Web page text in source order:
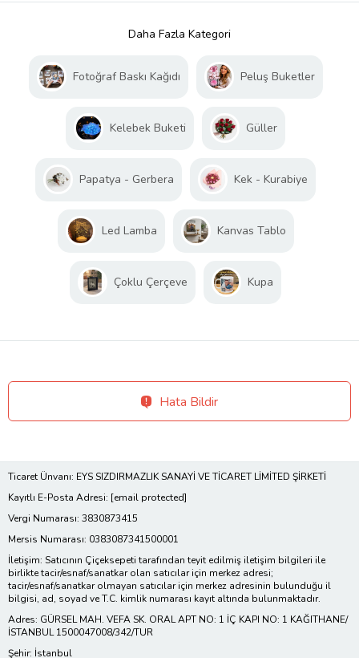
Daha Fazla Kategori
Fotoğraf Baskı Kağıdı Peluş Buketler
Kelebek Buketi Güller
Papatya - Gerbera Kek - Kurabiye
Led Lamba Kanvas Tablo
Çoklu Çerçeve Kupa
Hata Bildir
Ticaret Ünvanı: EYS SIZDIRMAZLIK SANAYİ VE TİCARET LİMİTED ŞİRKETİ
Kayıtlı E-Posta Adresi: [email protected]
Vergi Numarası: 3830873415
Mersis Numarası: 0383087341500001
İletişim: Satıcının Çiçeksepeti tarafından teyit edilmiş iletişim bilgileri ile
birlikte tacir/esnaf/sanatkar olan satıcılar için merkez adresi;
tacir/esnaf/sanatkar olmayan satıcılar için merkez adresinin bulunduğu il
bilgisi, ad, soyad ve T.C. kimlik numarası kayıt altında bulunmaktadır.
Adres: GÜRSEL MAH. VEFA SK. ORAL APT NO: 1 İÇ KAPI NO: 1 KAĞITHANE/
İSTANBUL 1500047008/342/TUR
Şehir: İstanbul